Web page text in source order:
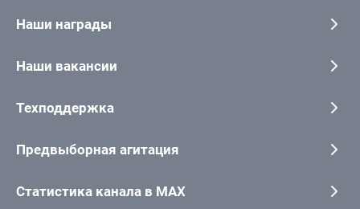
Наши награды
Наши вакансии
Техподдержка
Предвыборная агитация
Статистика канала в MAX